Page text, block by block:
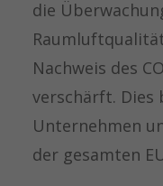
die
Nachweis des
verschärft.
Unternehmen
der gesamten